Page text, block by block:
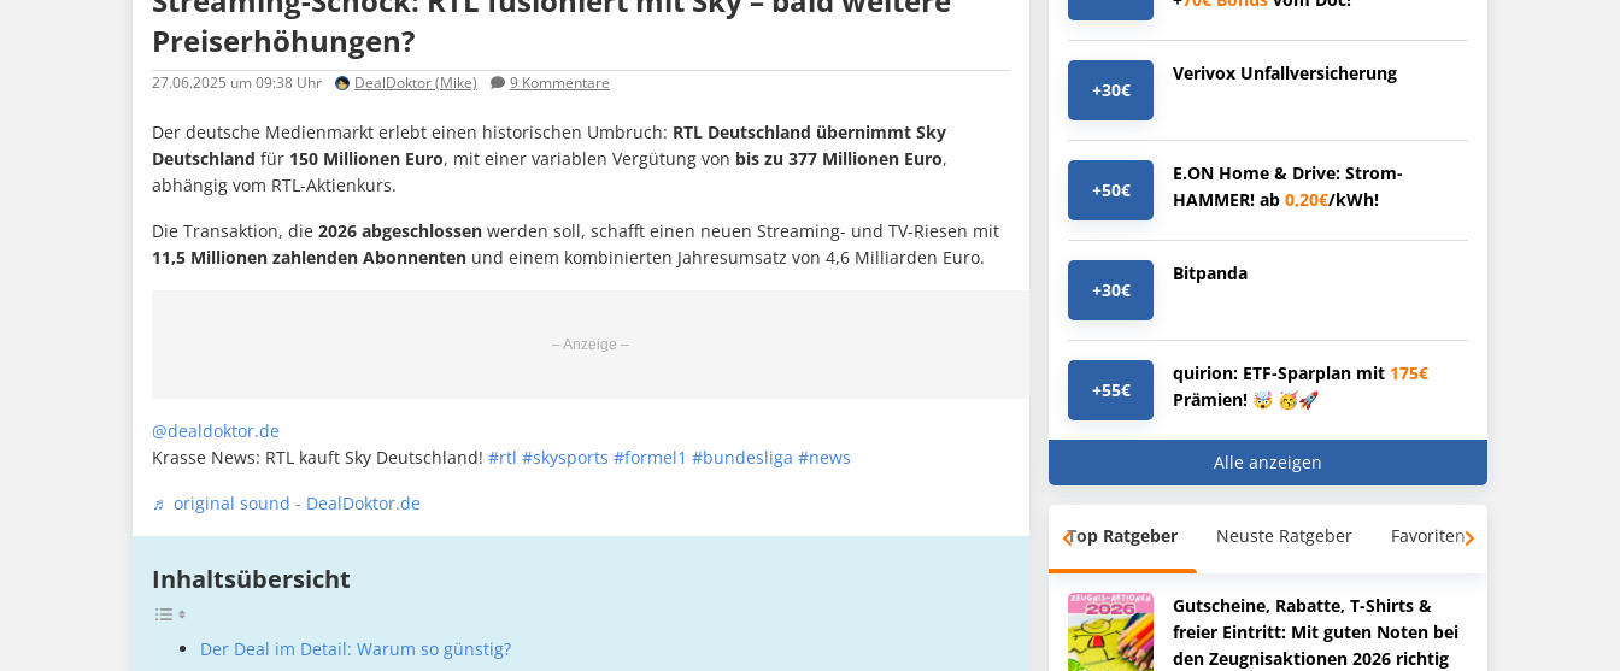
Preiserhöhungen?
27.06.2025 um 09:38 Uhr DealDoktor (Mike) 9 Kommentare
Der deutsche Medienmarkt erlebt einen historischen Umbruch: RTL Deutschland übernimmt Sky
Deutschland für 150 Millionen Euro, mit einer variablen Vergütung von bis zu 377 Millionen Euro,
abhängig vom RTL-Aktienkurs.
Die Transaktion, die 2026 abgeschlossen werden soll, schafft einen neuen Streaming- und TV-Riesen mit
11,5 Millionen zahlenden Abonnenten und einem kombinierten Jahresumsatz von 4,6 Milliarden Euro.
@dealdoktor.de
Krasse News: RTL kauft Sky Deutschland! #rtl #skysports #formel1 #bundesliga #news
♬ original sound - DealDoktor.de
Inhaltsübersicht
Der Deal im Detail: Warum so günstig?
+30€
Verivox Unfallversicherung
+50€
E.ON Home & Drive: Strom-
HAMMER! ab 0,20€/kWh!
+30€
Bitpanda
+55€
quirion: ETF-Sparplan mit 175€
Prämien! 🤯 🥳🚀
Alle anzeigen
Top Ratgeber Neuste Ratgeber Favoriten
Gutscheine, Rabatte, T-Shirts &
freier Eintritt: Mit guten Noten bei
den Zeugnisaktionen 2026 richtig